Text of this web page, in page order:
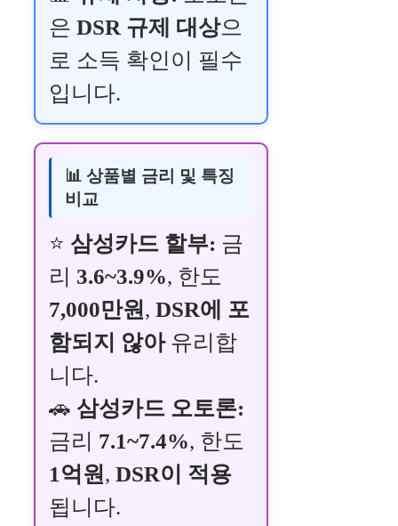
은 DSR 규제 대상으
로 소득 확인이 필수
입니다.
📊 상품별 금리 및 특징
비교
⭐ 삼성카드 할부: 금
리 3.6~3.9%, 한도
7,000만원 , DSR에 포
함되지 않아유리합
니다.
🚗 삼성카드 오토론:
금리 7.1~7.4%, 한도
1억원 , DSR이 적용
됩니다.